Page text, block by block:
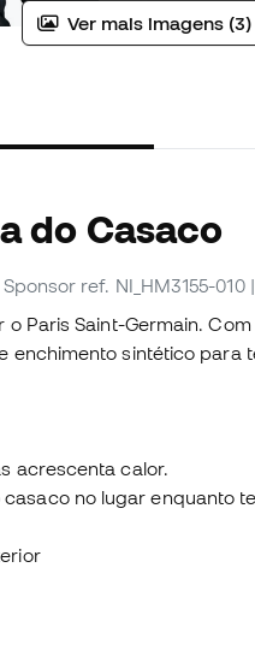
Ver mais imagens (3)
do Casaco
ref. NI_HM3155-010
Paris Saint-Germain.
enchimento sintético para
acrescenta calor.
no lugar enquanto